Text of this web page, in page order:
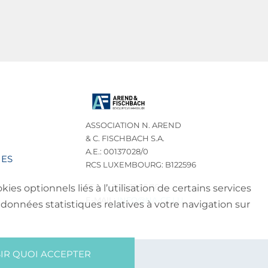
ASSOCIATION N. AREND
& C. FISCHBACH S.A.
A.E.: 00137028/0
RCS LUXEMBOURG: B122596
TEL.: (+352) 32 75 76
E-MAIL:
INFO@NA-CF.LU
optionnels liés à l’utilisation de certains services
statistiques relatives à votre navigation sur
QUOI ACCEPTER